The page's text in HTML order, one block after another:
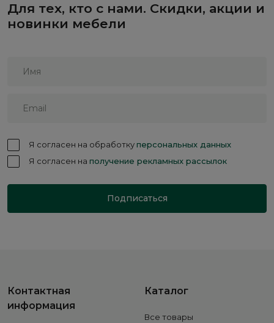
Для тех, кто с нами. Скидки, акции и
новинки мебели
Я согласен на обработкуперсональных данных
Я согласен на получение рекламных рассылок
Подписаться
Контактная
информация
Каталог
Все товары